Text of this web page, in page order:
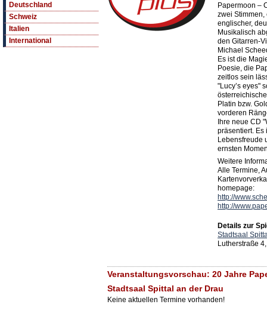
Deutschland
Schweiz
Italien
International
Papermoon –
zwei
englischer,
Musikalisch
den Gitarren-
Michael
Es ist die
Poesie, die
zeitlos sein
"Lucy’s eyes"
Platin bzw.
vorderen
Ihre neue CD
präsentiert. Es
Lebensfreude
ernsten
Weitere
Alle Termine,
homepage:
http://
http://
Details zur
Stadtsaal
Lutherstraße
Veranstaltungsvorschau: 20 Jahre
Stadtsaal Spittal an der Drau
Keine aktuellen Termine vorhanden!